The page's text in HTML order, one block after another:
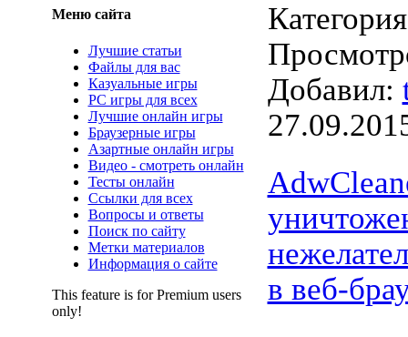
Меню сайта
Лучшие статьи
Файлы для вас
Казуальные игры
PC игры для всех
Лучшие онлайн игры
Браузерные игры
Азартные онлайн игры
Видео - смотреть онлайн
Тесты онлайн
Ссылки для всех
Вопросы и ответы
Поиск по сайту
Метки материалов
Информация о сайте
This feature is for Premium users
only!
Добавил:
в веб-